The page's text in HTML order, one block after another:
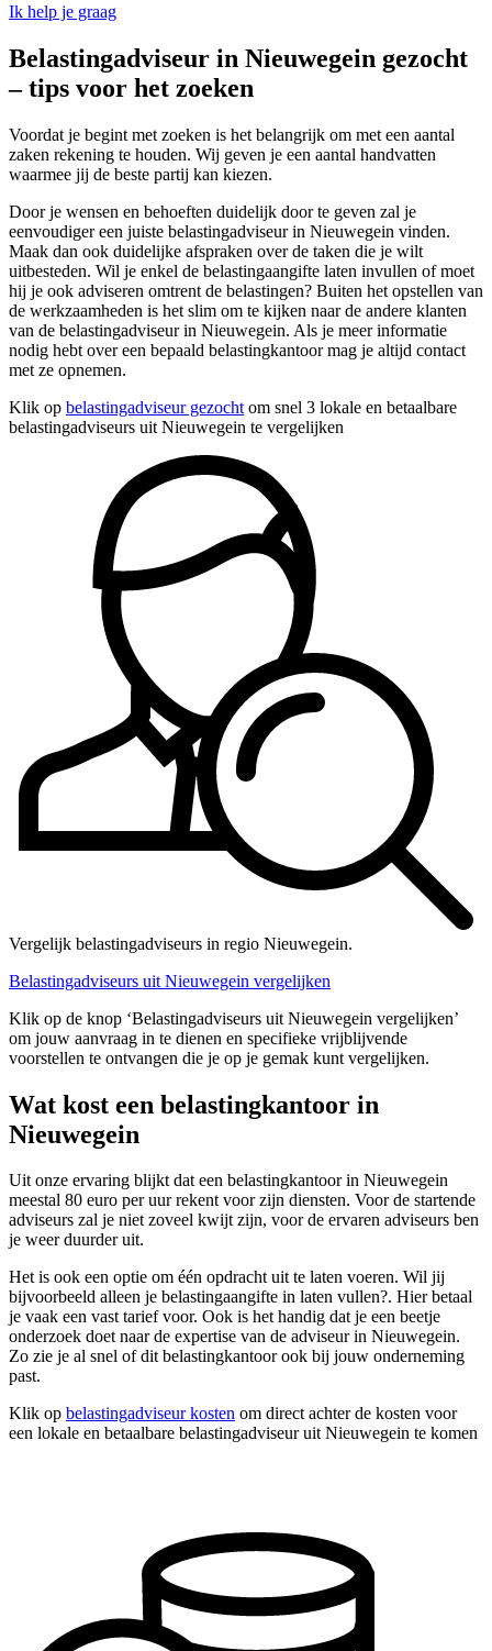
Ik help je graag
Belastingadviseur in Nieuwegein gezocht
– tips voor het zoeken
Voordat je begint met zoeken is het belangrijk om met een aantal
zaken rekening te houden. Wij geven je een aantal handvatten
waarmee jij de beste partij kan kiezen.
Door je wensen en behoeften duidelijk door te geven zal je
eenvoudiger een juiste belastingadviseur in Nieuwegein vinden.
Maak dan ook duidelijke afspraken over de taken die je wilt
uitbesteden. Wil je enkel de belastingaangifte laten invullen of moet
hij je ook adviseren omtrent de belastingen? Buiten het opstellen van
de werkzaamheden is het slim om te kijken naar de andere klanten
van de belastingadviseur in Nieuwegein. Als je meer informatie
nodig hebt over een bepaald belastingkantoor mag je altijd contact
met ze opnemen.
Klik op belastingadviseur gezocht om snel 3 lokale en betaalbare
belastingadviseurs uit Nieuwegein te vergelijken
Vergelijk belastingadviseurs in regio Nieuwegein.
Belastingadviseurs uit Nieuwegein vergelijken
Klik op de knop ‘Belastingadviseurs uit Nieuwegein vergelijken’
om jouw aanvraag in te dienen en specifieke vrijblijvende
voorstellen te ontvangen die je op je gemak kunt vergelijken.
Wat kost een belastingkantoor in
Nieuwegein
Uit onze ervaring blijkt dat een belastingkantoor in Nieuwegein
meestal 80 euro per uur rekent voor zijn diensten. Voor de startende
adviseurs zal je niet zoveel kwijt zijn, voor de ervaren adviseurs ben
je weer duurder uit.
Het is ook een optie om één opdracht uit te laten voeren. Wil jij
bijvoorbeeld alleen je belastingaangifte in laten vullen?. Hier betaal
je vaak een vast tarief voor. Ook is het handig dat je een beetje
onderzoek doet naar de expertise van de adviseur in Nieuwegein.
Zo zie je al snel of dit belastingkantoor ook bij jouw onderneming
past.
Klik op belastingadviseur kosten om direct achter de kosten voor
een lokale en betaalbare belastingadviseur uit Nieuwegein te komen